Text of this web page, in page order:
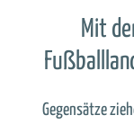
Mit
Gegensätze